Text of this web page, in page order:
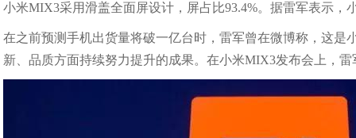
小米MIX3采用滑盖全面屏设计，屏占比93.4%。据雷军表示，
在之前预测手机出货量将破一亿台时，雷军曾在微博称，这
新、品质方面持续努力提升的成果。在小米MIX3发布会上，